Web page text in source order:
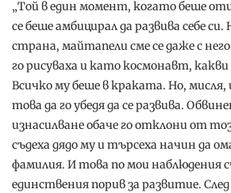
„Той в един момент, когато беше
се беше амбицирал да развива себе
страна, майтапели сме се даже с
го рисуваха и като космонавт,
Всичко му беше в краката. Но, мисля,
това да го убедя да се развива.
изнасилване обаче го отклони от
съдеха дядо му и търсеха начин да
фамилия. И това по мои наблюдения
единствения порив за развитие.